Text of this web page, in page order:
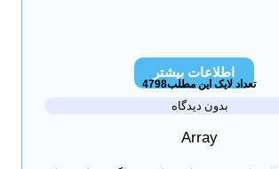
اطلاعات بیشتر
لایک این مطلب4798
بدون دیدگاه